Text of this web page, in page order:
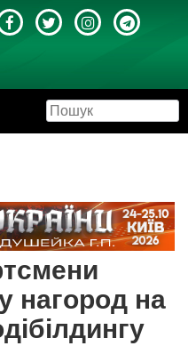
нагород на